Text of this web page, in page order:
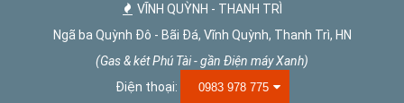
VĨNH QUỲNH - THANH TRÌ
Ngã ba Quỳnh Đô - Bãi Đá, Vĩnh Quỳnh, Thanh Trì, HN
(Gas & két Phú Tài - gần Điện máy Xanh)
Điện thoại:
0983 978 775